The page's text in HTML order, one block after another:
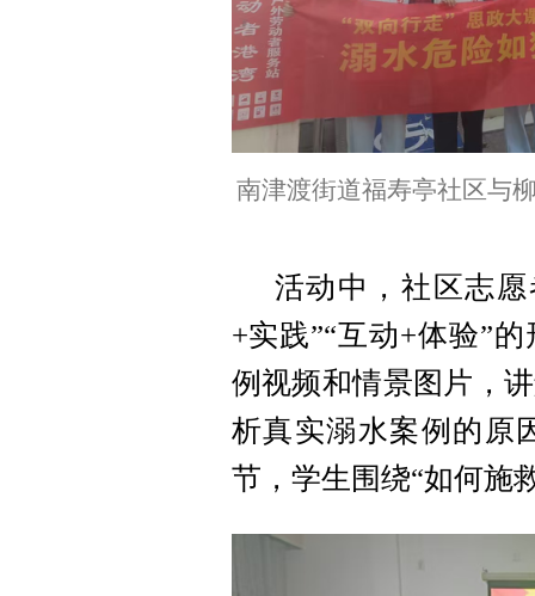
南津渡街道福寿亭社区与
活动中，社区志
+实践”“互动+体验”的
例视频和情景图片，
析真实溺水案例的原
节，学生围绕“如何施